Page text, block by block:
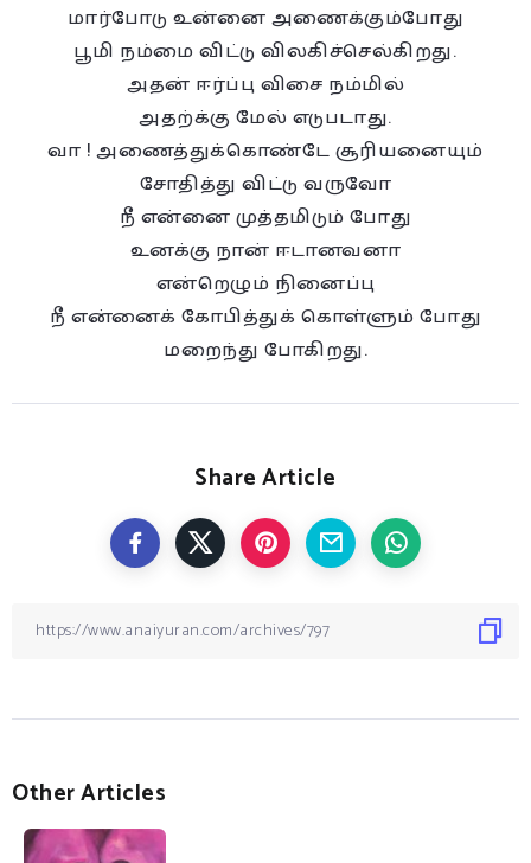
மார்போடு உன்னை அணைக்கும்போது
பூமி நம்மை விட்டு விலகிச்செல்கிறது.
அதன் ஈர்ப்பு விசை நம்மில்
அதற்க்கு மேல் எடுபடாது.
வா ! அணைத்துக்கொண்டே சூரியனையும்
சோதித்து விட்டு வருவோ
நீ என்னை முத்தமிடும் போது
உனக்கு நான் ஈடானவனா
என்றெழும் நினைப்பு
நீ என்னைக் கோபித்துக் கொள்ளும் போது
மறைந்து போகிறது.
Share Article
Other Articles